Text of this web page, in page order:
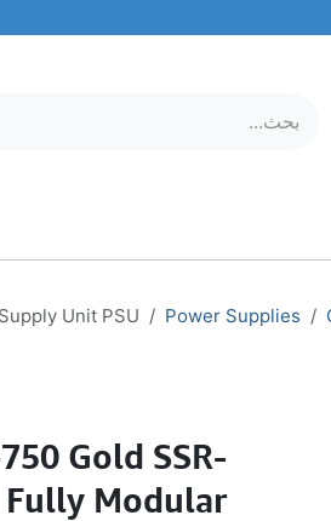
Power Supplies
Unit PSU
Gold SSR-
Fully Modular